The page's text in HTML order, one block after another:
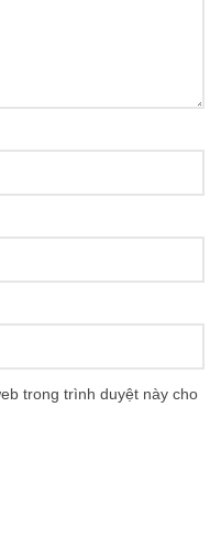
trong trình duyệt này cho